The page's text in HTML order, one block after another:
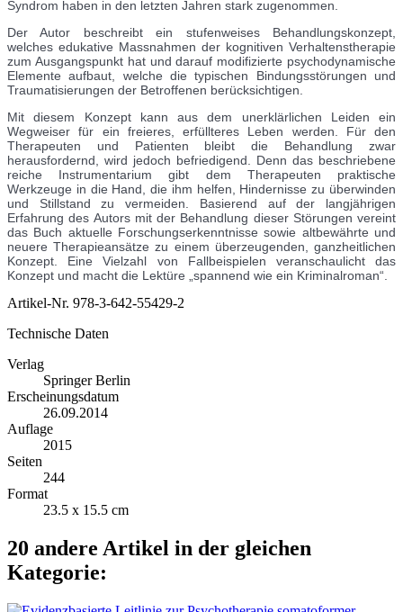
Syndrom haben in den letzten Jahren stark zugenommen.
Der Autor beschreibt ein stufenweises Behandlungskonzept,
welches edukative Massnahmen der kognitiven Verhaltenstherapie
zum Ausgangspunkt hat und darauf modifizierte psychodynamische
Elemente aufbaut, welche die typischen Bindungsstörungen und
Traumatisierungen der Betroffenen berücksichtigen.
Mit diesem Konzept kann aus dem unerklärlichen Leiden ein
Wegweiser für ein freieres, erfüllteres Leben werden. Für den
Therapeuten und Patienten bleibt die Behandlung zwar
herausfordernd, wird jedoch befriedigend. Denn das beschriebene
reiche Instrumentarium gibt dem Therapeuten praktische
Werkzeuge in die Hand, die ihm helfen, Hindernisse zu überwinden
und Stillstand zu vermeiden. Basierend auf der langjährigen
Erfahrung des Autors mit der Behandlung dieser Störungen vereint
das Buch aktuelle Forschungserkenntnisse sowie altbewährte und
neuere Therapieansätze zu einem überzeugenden, ganzheitlichen
Konzept. Eine Vielzahl von Fallbeispielen veranschaulicht das
Konzept und macht die Lektüre „spannend wie ein Kriminalroman“.
Artikel-Nr. 978-3-642-55429-2
Technische Daten
Verlag
Springer Berlin
Erscheinungsdatum
26.09.2014
Auflage
2015
Seiten
244
Format
23.5 x 15.5 cm
20 andere Artikel in der gleichen
Kategorie: